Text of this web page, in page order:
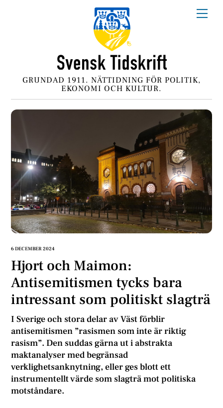
GRUNDAD 1911. NÄTTIDNING FÖR POLITIK,
EKONOMI OCH KULTUR.
6 DECEMBER 2024
Hjort och Maimon:
Antisemitismen tycks bara
intressant som politiskt slagträ
I Sverige och stora delar av Väst förblir
antisemitismen ”rasismen som inte är riktig
rasism”. Den suddas gärna ut i abstrakta
maktanalyser med begränsad
verklighetsanknytning, eller ges blott ett
instrumentellt värde som slagträ mot politiska
motståndare.